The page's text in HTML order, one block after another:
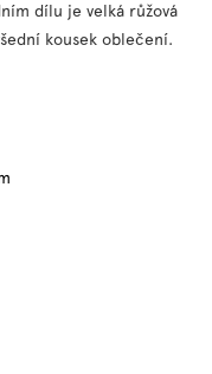
dílu je velká růžová
kousek oblečení.